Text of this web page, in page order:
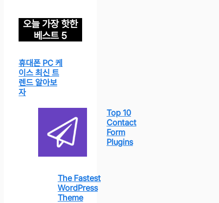
오늘 가장 핫한
베스트 5
휴대폰 PC 케
이스 최신 트
렌드 알아보
자
Top 10
Contact
Form
Plugins
The Fastest
WordPress
Theme